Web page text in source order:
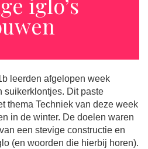
leerden afgelopen week
suikerklontjes. Dit paste
thema Techniek van deze week
in de winter. De doelen waren
een stevige constructie en
(en woorden die hierbij horen).